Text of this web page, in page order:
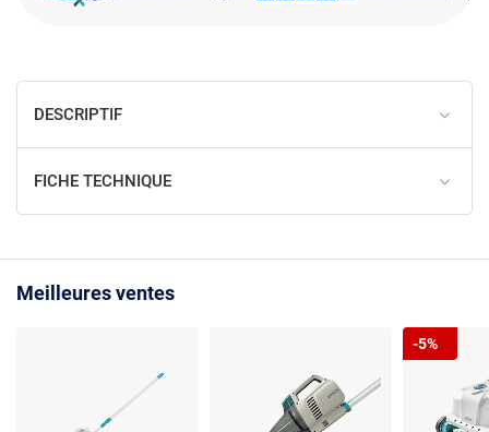
DESCRIPTIF
FICHE TECHNIQUE
Meilleures ventes
-5%